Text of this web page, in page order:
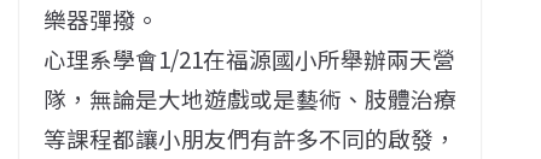
樂器彈撥。
心理系學會1/21在福源國小所舉辦兩天營
隊，無論是大地遊戲或是藝術、肢體治療
等課程都讓小朋友們有許多不同的啟發，